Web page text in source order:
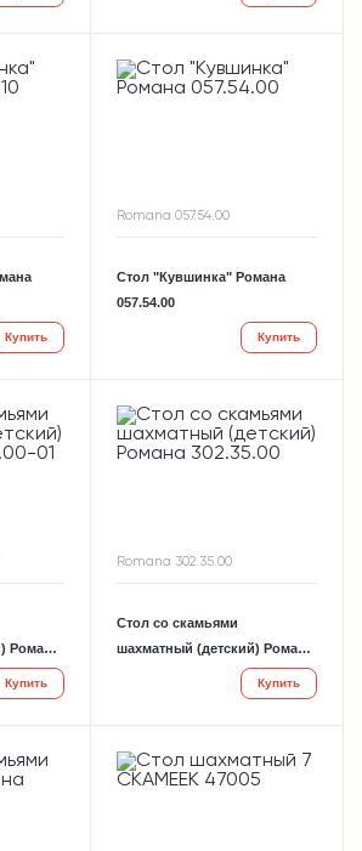
Купить
Romana 057.54.00
Стол "Кувшинка" Романа
057.54.00
Купить
Романа
Купить
Romana 302.35.00
Стол со скамьями
шахматный (детский) Романа
Купить